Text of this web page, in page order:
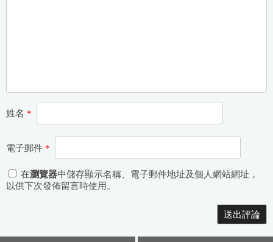
姓名 *
電子郵件 *
在瀏覽器中儲存顯示名稱、電子郵件地址及個人網站網址，
以供下次發佈留言時使用。